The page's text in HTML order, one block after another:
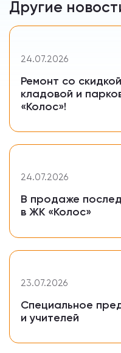
Другие
24.07.2026
Ремонт со
кладовой и
«Колос»!
24.07.2026
В продаже
в ЖК «Колос»
23.07.2026
Специальное
и учителей